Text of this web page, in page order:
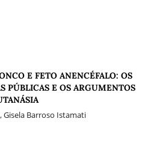
E FETO ANENCÉFALO: OS
PÚBLICAS E OS ARGUMENTOS
Gisela Barroso Istamati